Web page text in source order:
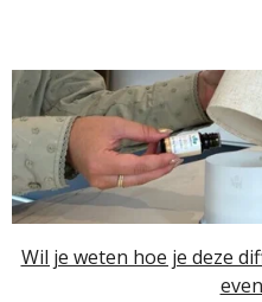
Wil je weten hoe je deze